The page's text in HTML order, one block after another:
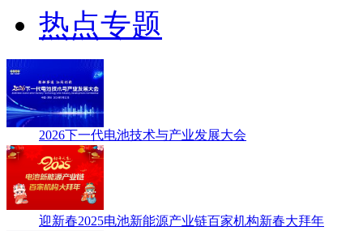
热点专题
2026下一代电池技术与产业发展大会
迎新春2025电池新能源产业链百家机构新春大拜年